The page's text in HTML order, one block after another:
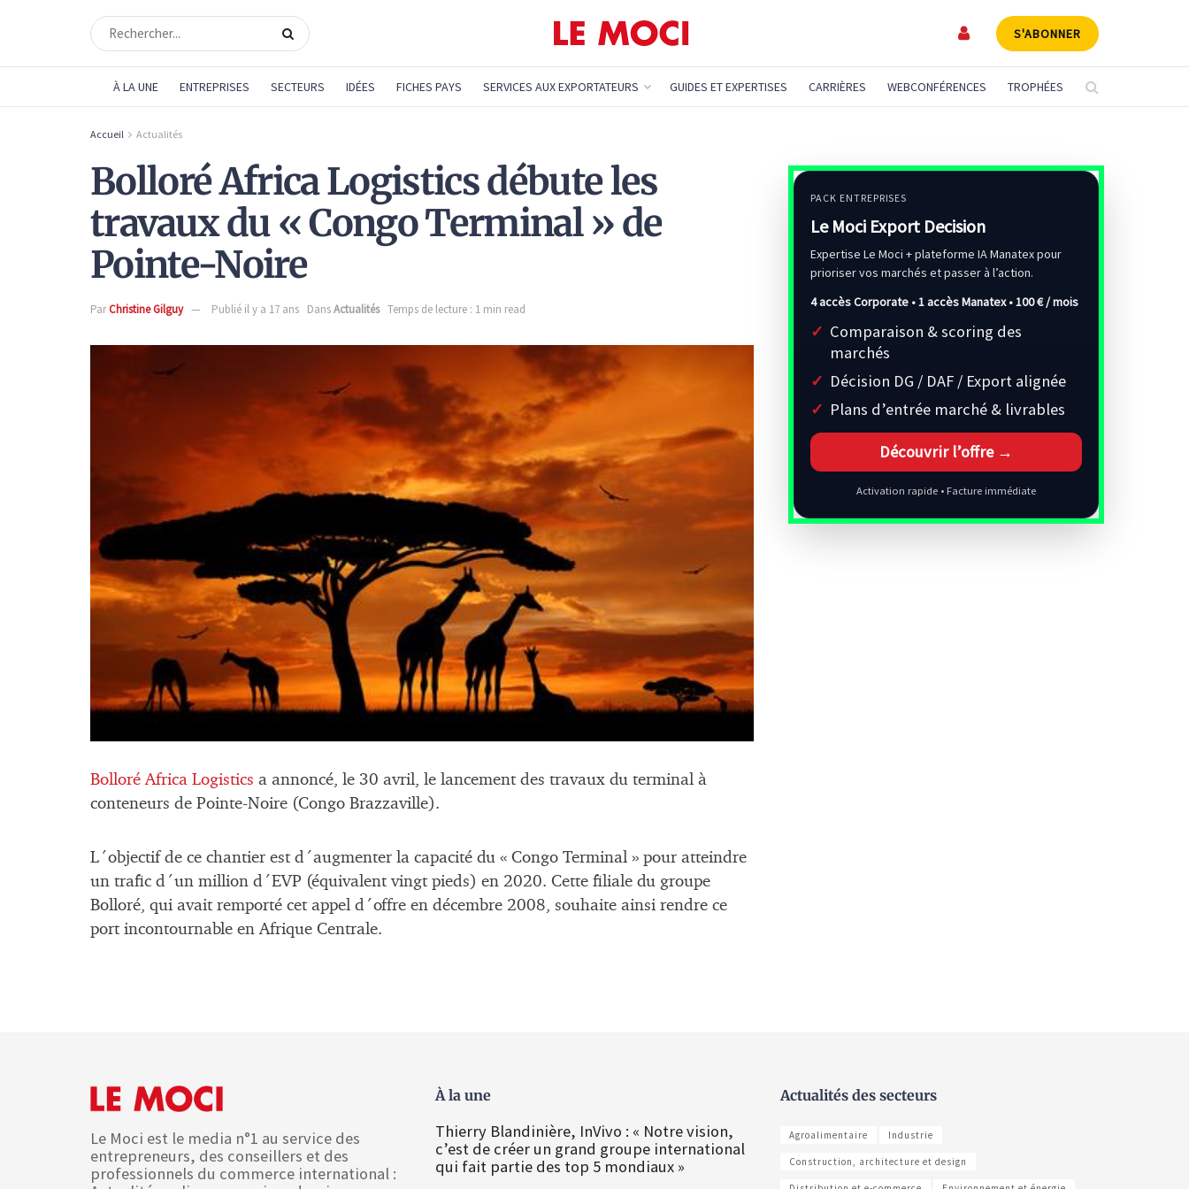
S'ABONNER
À LA UNE ENTREPRISES SECTEURS IDÉES FICHES PAYS SERVICES AUX EXPORTATEURS GUIDES ET EXPERTISES CARRIÈRES WEBCONFÉRENCES TROPHÉES
Accueil Actualités
Bolloré Africa Logistics débute les
travaux du « Congo Terminal » de
Pointe-Noire
ParChristine Gilguy Publié il y a 17 ans DansActualités Temps de lecture : 1 min read
Bolloré Africa Logistics a annoncé, le 30 avril, le lancement des travaux du terminal à
conteneurs de Pointe-Noire (Congo Brazzaville).
L´objectif de ce chantier est d´augmenter la capacité du « Congo Terminal » pour atteindre
un trafic d´un million d´EVP (équivalent vingt pieds) en 2020. Cette filiale du groupe
Bolloré, qui avait remporté cet appel d´offre en décembre 2008, souhaite ainsi rendre ce
port incontournable en Afrique Centrale.
PACK ENTREPRISES
Le Moci Export Decision
Expertise Le Moci + plateforme IA Manatex pour
prioriser vos marchés et passer à l’action.
4 accès Corporate • 1 accès Manatex •100 € / mois
Comparaison & scoring des
marchés
Décision DG / DAF / Export alignée
Plans d’entrée marché & livrables
Découvrir l’offre →
Activation rapide • Facture immédiate
Le Moci est le media n°1 au service des
entrepreneurs, des conseillers et des
professionnels du commerce international :
À la une
Thierry Blandinière, InVivo : « Notre vision,
c’est de créer un grand groupe international
qui fait partie des top 5 mondiaux »
Actualités des secteurs
Agroalimentaire Industrie
Construction, architecture et design